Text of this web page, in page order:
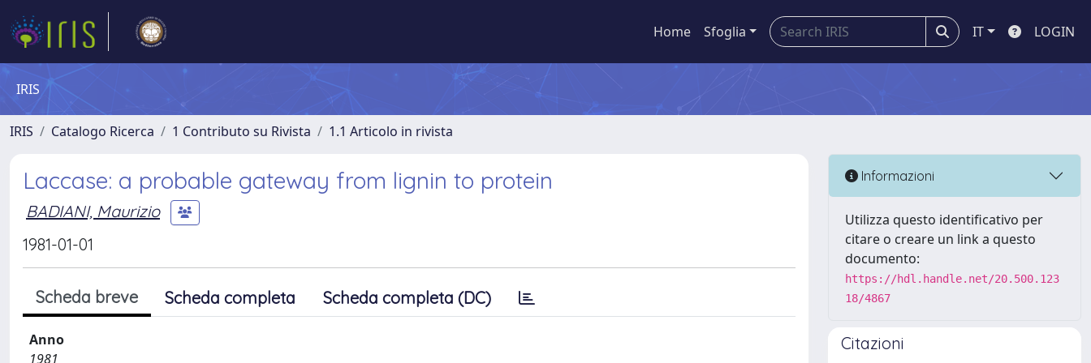
Home Sfoglia IT LOGIN
IRIS
IRIS Catalogo Ricerca 1 Contributo su Rivista 1.1 Articolo in rivista
Laccase: a probable gateway from lignin to protein
BADIANI, Maurizio
1981-01-01
Scheda breve Scheda completa Scheda completa (DC)
Anno
1981
Informazioni
Utilizza questo identificativo per
citare o creare un link a questo
documento:
https://hdl.handle.net/20.500.123
18/4867
Citazioni